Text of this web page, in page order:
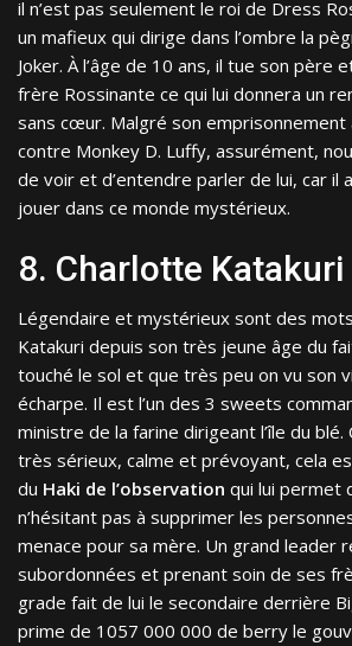
il n’est pas seulement le roi de Dress
un mafieux qui dirige dans l’ombre la
Joker. À l’âge de 10 ans, il tue son père
frère Rossinante ce qui lui donnera un
sans cœur. Malgré son
contre Monkey D. Luffy, assurément,
de voir et d’entendre parler de lui, car il
jouer dans ce monde mystérieux.
8. Charlotte Katakuri
Légendaire et mystérieux sont des
Katakuri depuis son très jeune âge du fait
touché le sol et que très peu on vu son
écharpe. Il est l’un des 3 sweets
ministre de la farine dirigeant l’île du blé.
très sérieux, calme et prévoyant, cela
du Haki de l’observation qui lui permet
n’hésitant pas à supprimer les
menace pour sa mère. Un grand leader
subordonnées et prenant soin de ses
grade fait de lui le secondaire derrière
prime de 1057 000 000 de berry le